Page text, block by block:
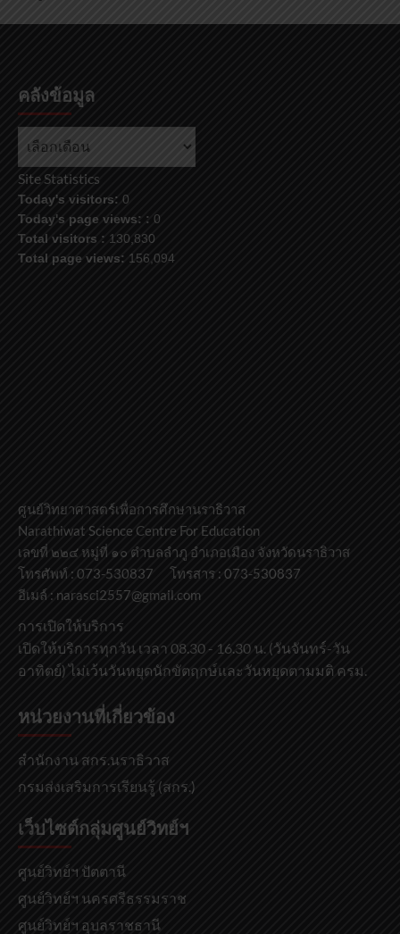
คลังข้อมูล
Site Statistics
Today's visitors: 0
Today's page views: : 0
Total visitors : 130,830
Total page views: 156,094
ศูนย์วิทยาศาสตร์เพื่อการศึกษานราธิวาส
Narathiwat Science Centre For Education
เลขที่ ๒๒๔ หมู่ที่ ๑๐ ตำบลลำภู อำเภอเมือง จังหวัดนราธิวาส
โทรศัพท์ : 073-530837 โทรสาร : 073-530837
อีเมล์ : narasci2557@gmail.com
การเปิดให้บริการ
เปิดให้บริการทุกวัน เวลา 08.30 - 16.30 น. (วันจันทร์-วัน
อาทิตย์) ไม่เว้นวันหยุดนักขัตฤกษ์และวันหยุดตามมติ ครม.
หน่วยงานที่เกี่ยวข้อง
สำนักงาน สกร.นราธิวาส
กรมส่งเสริมการเรียนรู้ (สกร.)
เว็บไซต์กลุ่มศูนย์วิทย์ฯ
ศูนย์วิทย์ฯ ปัตตานี
ศูนย์วิทย์ฯ นครศรีธรรมราช
ศูนย์วิทย์ฯ อุบลราชธานี